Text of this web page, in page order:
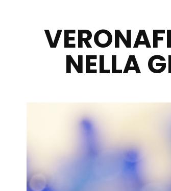
NELLA